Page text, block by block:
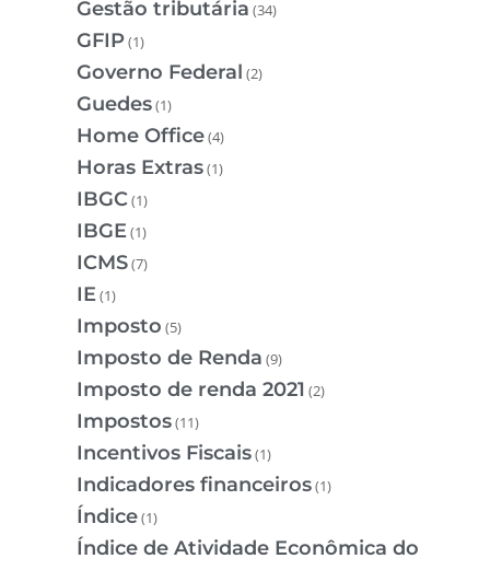
Gestão tributária (34)
GFIP(1)
Governo Federal (2)
Guedes(1)
Home Office(4)
Horas Extras(1)
IBGC(1)
IBGE(1)
ICMS(7)
IE(1)
Imposto (5)
Imposto de Renda (9)
Imposto de renda 2021 (2)
Impostos(11)
Incentivos Fiscais(1)
Indicadores financeiros(1)
Índice(1)
Índice de Atividade Econômica do